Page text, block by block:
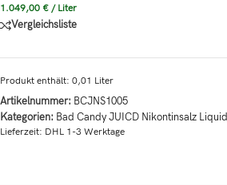
1.049,00 € / Liter
Vergleichsliste
Produkt enthält: 0,01 Liter
Artikelnummer: BCJNS1005
Kategorien: Bad Candy JUICD Nikontinsalz Liquid
Lieferzeit: DHL 1-3 Werktage